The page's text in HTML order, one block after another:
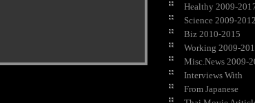
Healthy 2009-
Science 2009-2012
Biz 2010-2015
Working 2009-
Misc.News 2009-
Interviews With
From Japanese